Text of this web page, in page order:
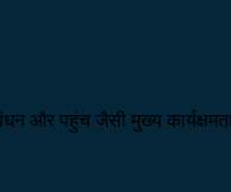
और पहुंच जैसी मुख्य